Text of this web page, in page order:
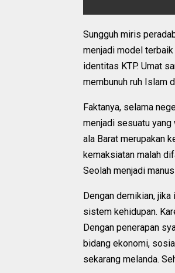
Sungguh miris
menjadi model
identitas KTP. Umat
membunuh ruh Islam
Faktanya, selama
menjadi sesuatu yang
ala Barat merupakan
kemaksiatan malah
Seolah menjadi
Dengan demikian,
sistem kehidupan.
Dengan penerapan
bidang ekonomi,
sekarang melanda.